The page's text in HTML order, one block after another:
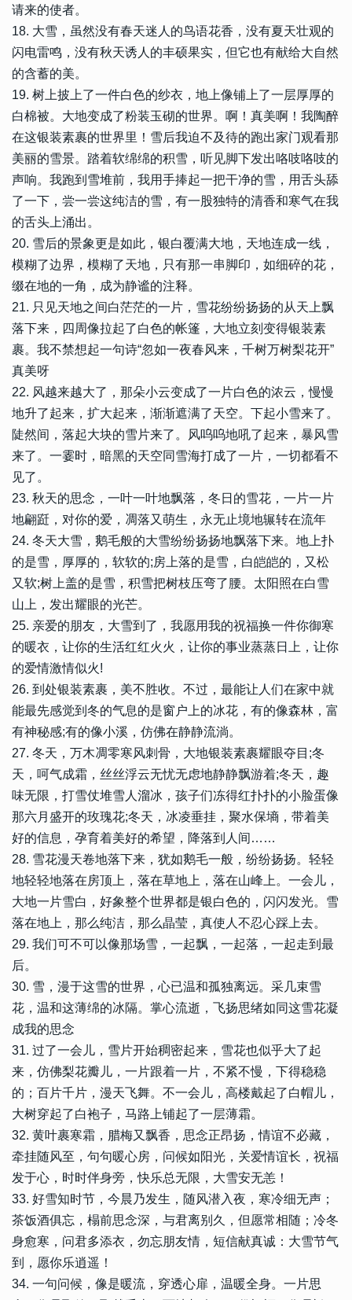
请来的使者。
18. 大雪，虽然没有春天迷人的鸟语花香，没有夏天壮观的
闪电雷鸣，没有秋天诱人的丰硕果实，但它也有献给大自然
的含蓄的美。
19. 树上披上了一件白色的纱衣，地上像铺上了一层厚厚的
白棉被。大地变成了粉装玉砌的世界。啊！真美啊！我陶醉
在这银装素裹的世界里！雪后我迫不及待的跑出家门观看那
美丽的雪景。踏着软绵绵的积雪，听见脚下发出咯吱咯吱的
声响。我跑到雪堆前，我用手捧起一把干净的雪，用舌头舔
了一下，尝一尝这纯洁的雪，有一股独特的清香和寒气在我
的舌头上涌出。
20. 雪后的景象更是如此，银白覆满大地，天地连成一线，
模糊了边界，模糊了天地，只有那一串脚印，如细碎的花，
缀在地的一角，成为静谧的注释。
21. 只见天地之间白茫茫的一片，雪花纷纷扬扬的从天上飘
落下来，四周像拉起了白色的帐篷，大地立刻变得银装素
裹。我不禁想起一句诗“忽如一夜春风来，千树万树梨花开”
真美呀
22. 风越来越大了，那朵小云变成了一片白色的浓云，慢慢
地升了起来，扩大起来，渐渐遮满了天空。下起小雪来了。
陡然间，落起大块的雪片来了。风呜呜地吼了起来，暴风雪
来了。一霎时，暗黑的天空同雪海打成了一片，一切都看不
见了。
23. 秋天的思念，一叶一叶地飘落，冬日的雪花，一片一片
地翩跹，对你的爱，凋落又萌生，永无止境地辗转在流年
24. 冬天大雪，鹅毛般的大雪纷纷扬扬地飘落下来。地上扑
的是雪，厚厚的，软软的;房上落的是雪，白皑皑的，又松
又软;树上盖的是雪，积雪把树枝压弯了腰。太阳照在白雪
山上，发出耀眼的光芒。
25. 亲爱的朋友，大雪到了，我愿用我的祝福换一件你御寒
的暖衣，让你的生活红红火火，让你的事业蒸蒸日上，让你
的爱情激情似火!
26. 到处银装素裹，美不胜收。不过，最能让人们在家中就
能最先感觉到冬的气息的是窗户上的冰花，有的像森林，富
有神秘感;有的像小溪，仿佛在静静流淌。
27. 冬天，万木凋零寒风刺骨，大地银装素裹耀眼夺目;冬
天，呵气成霜，丝丝浮云无忧无虑地静静飘游着;冬天，趣
味无限，打雪仗堆雪人溜冰，孩子们冻得红扑扑的小脸蛋像
那六月盛开的玫瑰花;冬天，冰凌垂挂，聚水保墒，带着美
好的信息，孕育着美好的希望，降落到人间……
28. 雪花漫天卷地落下来，犹如鹅毛一般，纷纷扬扬。轻轻
地轻轻地落在房顶上，落在草地上，落在山峰上。一会儿，
大地一片雪白，好象整个世界都是银白色的，闪闪发光。雪
落在地上，那么纯洁，那么晶莹，真使人不忍心踩上去。
29. 我们可不可以像那场雪，一起飘，一起落，一起走到最
后。
30. 雪，漫于这雪的世界，心已温和孤独离远。采几束雪
花，温和这薄绵的冰隔。掌心流逝，飞扬思绪如同这雪花凝
成我的思念
31. 过了一会儿，雪片开始稠密起来，雪花也似乎大了起
来，仿佛梨花瓣儿，一片跟着一片，不紧不慢，下得稳稳
的；百片千片，漫天飞舞。不一会儿，高楼戴起了白帽儿，
大树穿起了白袍子，马路上铺起了一层薄霜。
32. 黄叶裹寒霜，腊梅又飘香，思念正昂扬，情谊不必藏，
牵挂随风至，句句暖心房，问候如阳光，关爱情谊长，祝福
发于心，时时伴身旁，快乐总无限，大雪安无恙！
33. 好雪知时节，今晨乃发生，随风潜入夜，寒冷细无声；
茶饭酒俱忘，榻前思念深，与君离别久，但愿常相随；冷冬
身愈寒，问君多添衣，勿忘朋友情，短信献真诚：大雪节气
到，愿你乐逍遥！
34. 一句问候，像是暖流，穿透心扉，温暖全身。一片思